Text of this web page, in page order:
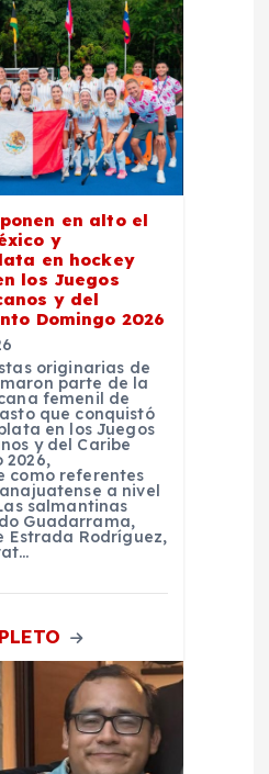
en alto el
y
en hockey
los Juegos
y del
Domingo 2026
originarias de
parte de la
femenil de
que conquistó
en los Juegos
y del Caribe
2026,
como referentes
a nivel
salmantinas
Guadarrama,
Estrada Rodríguez,